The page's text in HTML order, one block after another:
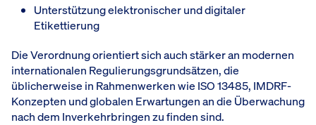
Unterstützung elektronischer und digitaler
Etikettierung
Die Verordnung orientiert sich auch stärker an modernen
internationalen Regulierungsgrundsätzen, die
üblicherweise in Rahmenwerken wie ISO 13485, IMDRF-
Konzepten und globalen Erwartungen an die Überwachung
nach dem Inverkehrbringen zu finden sind.